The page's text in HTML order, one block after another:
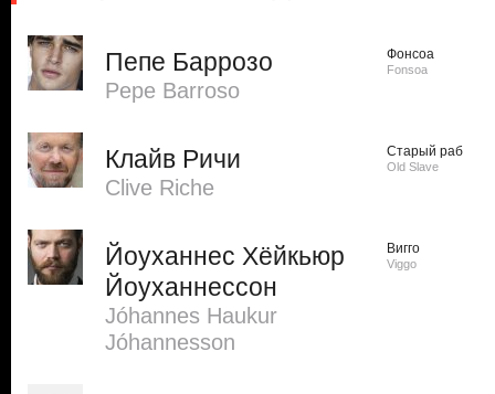
Пепе Баррозо
Pepe Barroso
Фонсоа
Fonsoa
Клайв Ричи
Clive Riche
Старый раб
Old Slave
Йоуханнес Хёйкьюр
Йоуханнессон
Jóhannes Haukur
Jóhannesson
Вигго
Viggo